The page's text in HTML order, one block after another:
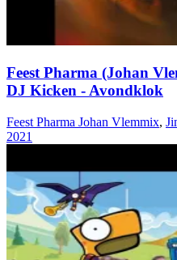
Feest Pharma (Johan
DJ Kicken - Avondklok
Feest Pharma Johan Vlemmix,
2021